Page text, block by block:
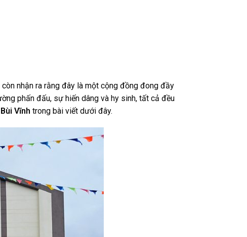
nhận ra rằng đây là một cộng đồng đong đầy
phấn đấu, sự hiến dâng và hy sinh, tất cả đều
Vĩnh trong bài viết dưới đây.